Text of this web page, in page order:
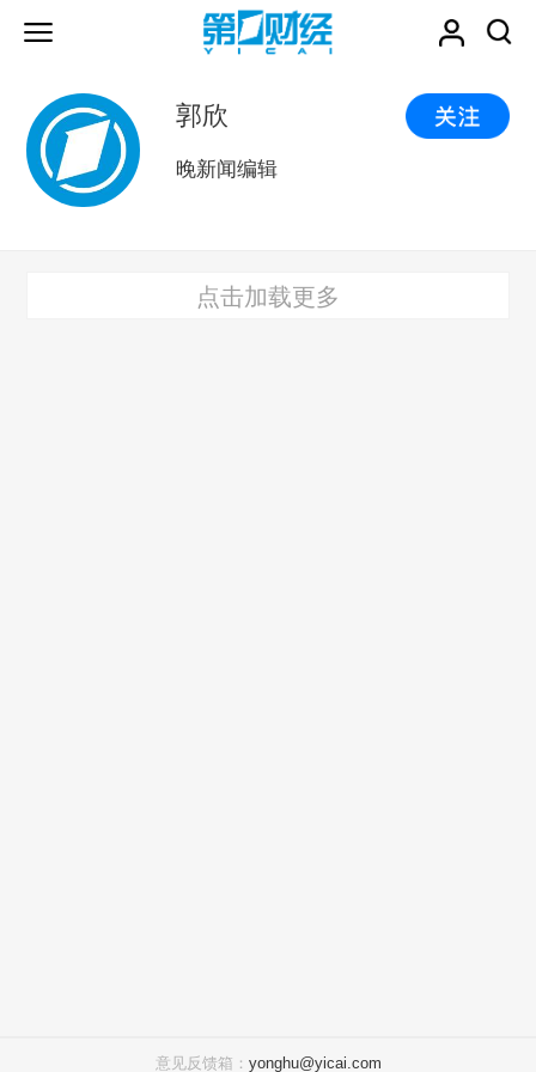
郭欣
晚新闻编辑
点击加载更多
意见反馈箱： yonghu@yicai.com